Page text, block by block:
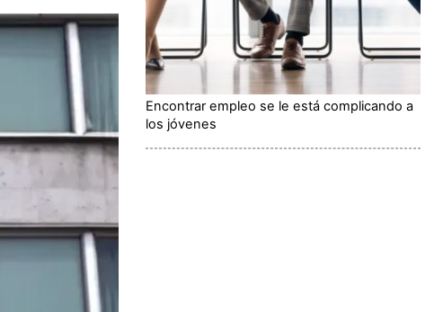
Encontrar empleo se le está complicando a
los jóvenes